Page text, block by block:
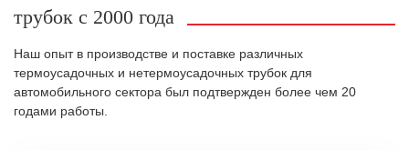
трубок с 2000 года
Наш опыт в производстве и поставке различных
термоусадочных и нетермоусадочных трубок для
автомобильного сектора был подтвержден более чем 20
годами работы.